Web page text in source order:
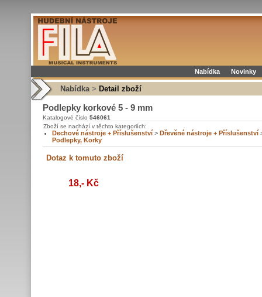
Nabídka Novinky
Nabídka > Detail zboží
Podlepky korkové 5 - 9 mm
Katalogové číslo 546061
Zboží se nachází v těchto kategoriích:
Dechové nástroje + Příslušenství > Dřevěné nástroje + Příslušenství
Podlepky, Korky
18,- Kč